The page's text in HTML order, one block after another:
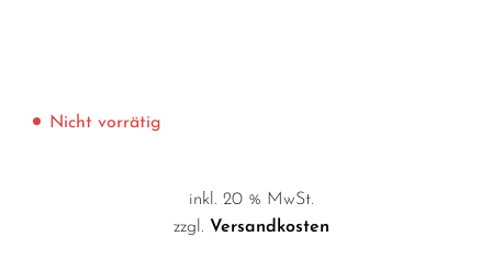
Nicht vorrätig
inkl. 20 % MwSt.
zzgl. Versandkosten